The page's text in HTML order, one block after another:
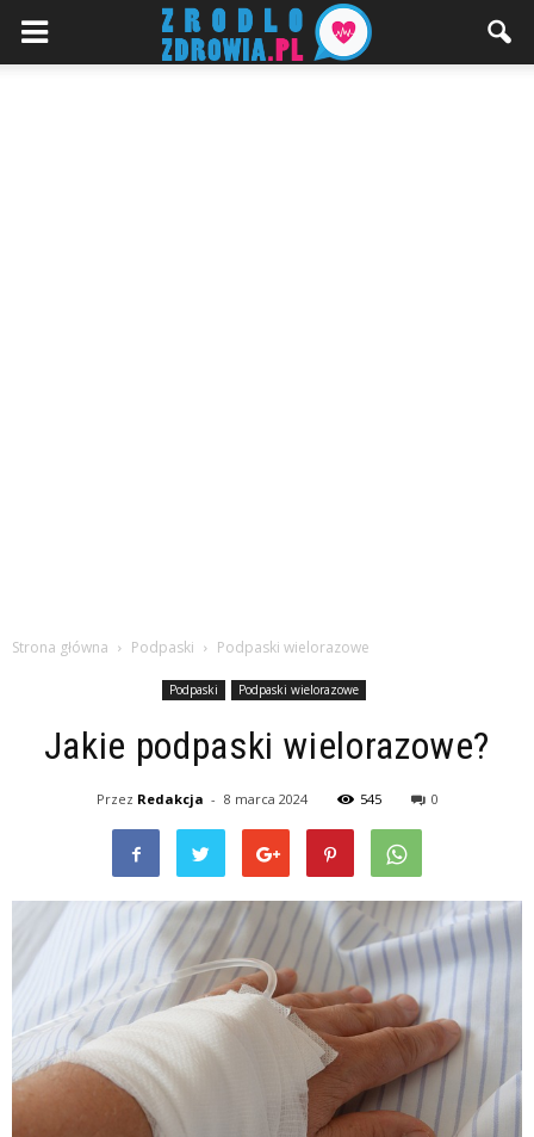
Strona główna Podpaski Podpaski wielorazowe
Podpaski Podpaski wielorazowe
Jakie podpaski wielorazowe?
Przez Redakcja - 8 marca 2024 545 0